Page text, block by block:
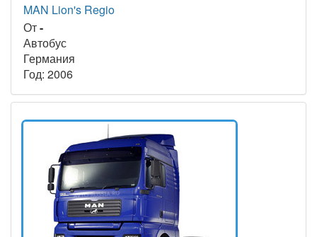
MAN Lion's Regio
От-
Автобус
Германия
Год: 2006